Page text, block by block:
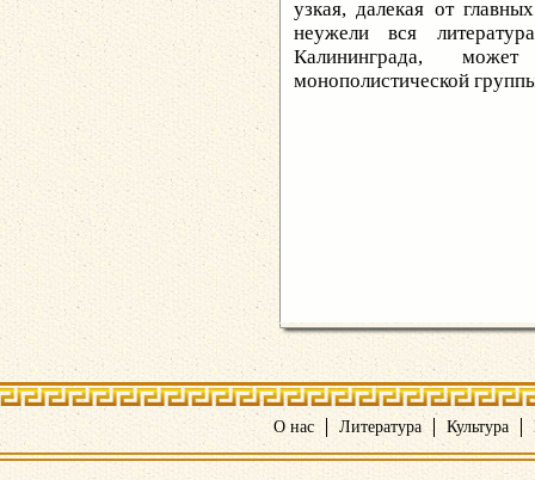
узкая, далекая от
неужели вся
Калининграда,
монополистической
О нас Литература Культура